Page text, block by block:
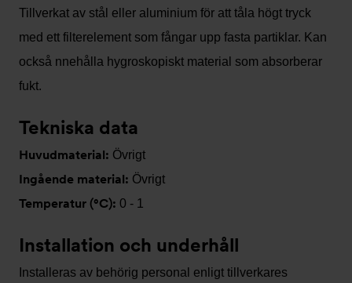
Tillverkat av stål eller aluminium för att tåla högt tryck
med ett filterelement som fångar upp fasta partiklar. Kan
också nnehålla hygroskopiskt material som absorberar
fukt.
Tekniska data
Huvudmaterial: Övrigt
Ingående material: Övrigt
Temperatur (°C): 0 - 1
Installation och underhåll
Installeras av behörig personal enligt tillverkares